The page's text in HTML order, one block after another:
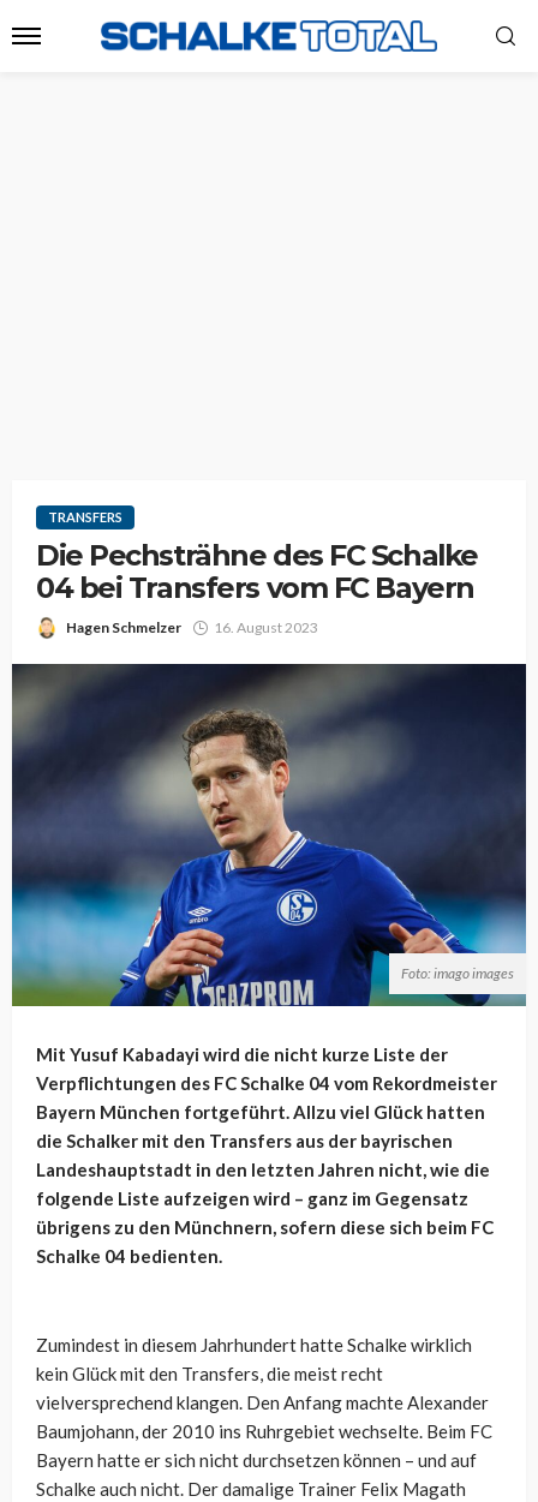
TRANSFERS
Die Pechsträhne des FC Schalke
04 bei Transfers vom FC Bayern
Hagen Schmelzer 16. August 2023
Foto: imago images
Mit Yusuf Kabadayi wird die nicht kurze Liste der
Verpflichtungen des FC Schalke 04 vom Rekordmeister
Bayern München fortgeführt. Allzu viel Glück hatten
die Schalker mit den Transfers aus der bayrischen
Landeshauptstadt in den letzten Jahren nicht, wie die
folgende Liste aufzeigen wird – ganz im Gegensatz
übrigens zu den Münchnern, sofern diese sich beim FC
Schalke 04 bedienten.
Zumindest in diesem Jahrhundert hatte Schalke wirklich
kein Glück mit den Transfers, die meist recht
vielversprechend klangen. Den Anfang machte Alexander
Baumjohann, der 2010 ins Ruhrgebiet wechselte. Beim FC
Bayern hatte er sich nicht durchsetzen können – und auf
Schalke auch nicht. Der damalige Trainer Felix Magath